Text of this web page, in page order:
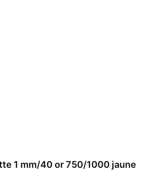
1 mm/40 or 750/1000 jaune